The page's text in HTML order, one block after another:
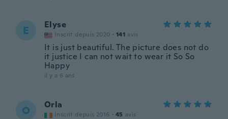
E Elyse
Inscrit depuis 2020 · 141 avis
It is just beautiful. The picture does not do
it justice I can not wait to wear it So So
Happy
il y a 6 ans
O Orla
Inscrit depuis 2016 · 45 avis